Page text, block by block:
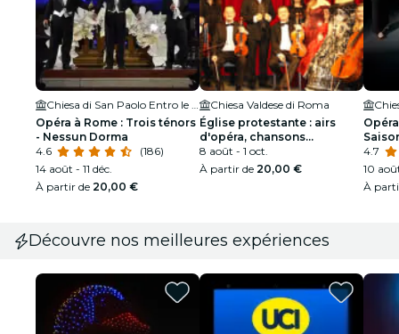
Chiesa di San Paolo Entro le Mura
Opéra à Rome : Trois ténors
- Nessun Dorma
4.6
(186)
14 août - 11 déc.
À partir de 20,00 €
Chiesa Valdese di Roma
Église protestante : airs
d'opéra, chansons
napolitaines et musique
classique italienne
8 août - 1 oct.
À partir de 20,00 €
4.7
10
À
Découvre nos meilleures expériences